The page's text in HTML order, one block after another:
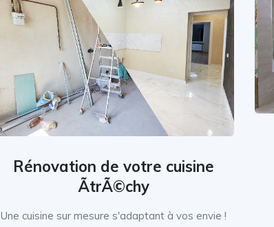
Rénovation de votre cuisine
ÃtrÃ©chy
Une cuisine sur mesure s'adaptant à vos envie !